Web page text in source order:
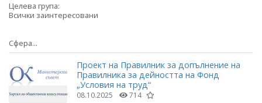
Целева група:
Всички заинтересовани
Сфера...
Проект на Правилник за допълнение на
Правилника за дейността на Фонд
„Условия на труд“
08.10.2025 714